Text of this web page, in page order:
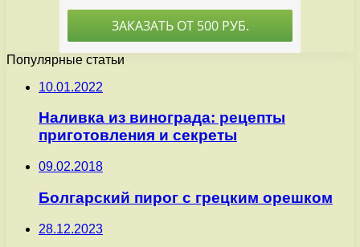
Популярные статьи
10.01.2022
Наливка из винограда: рецепты
приготовления и секреты
09.02.2018
Болгарский пирог с грецким орешком
28.12.2023